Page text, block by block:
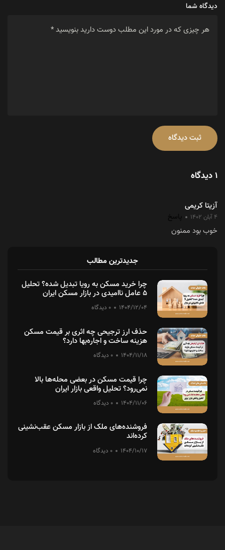
دیدگاه شما
ثبت دیدگاه
1 دیدگاه
آزیتا کریمی
4 آبان 1402
خوب بود ممنون
جدیدترین مطالب
چرا خرید مسکن به رویا تبدیل شده؟ تحلیل
۵ عامل ناامیدی در بازار مسکن ایران
1404/12/04 0 دیدگاه
حذف ارز ترجیحی چه اثری بر قیمت مسکن
هزینه ساخت و اجاره‌بها دارد؟
1404/11/18 0 دیدگاه
چرا قیمت مسکن در بعضی محله‌ها بالا
نمی‌رود؟ تحلیل واقعی بازار ایران
1404/11/06 0 دیدگاه
فروشنده‌های ملک از بازار مسکن عقب‌نشینی
کرده‌اند
1404/10/17 0 دیدگاه